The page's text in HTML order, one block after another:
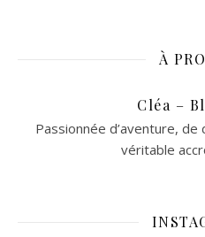
À
Cléa –
Passionnée d’aventure,
véritable